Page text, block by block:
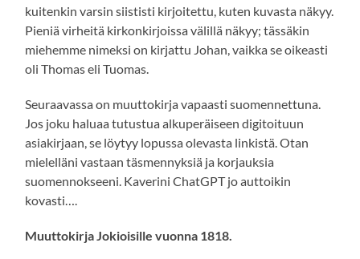
kuitenkin varsin siististi kirjoitettu, kuten kuvasta näkyy.
Pieniä virheitä kirkonkirjoissa välillä näkyy; tässäkin
miehemme nimeksi on kirjattu Johan, vaikka se oikeasti
oli Thomas eli Tuomas.
Seuraavassa on muuttokirja vapaasti suomennettuna.
Jos joku haluaa tutustua alkuperäiseen digitoituun
asiakirjaan, se löytyy lopussa olevasta linkistä. Otan
mielelläni vastaan täsmennyksiä ja korjauksia
suomennokseeni. Kaverini ChatGPT jo auttoikin
kovasti….
Muuttokirja Jokioisille vuonna 1818.